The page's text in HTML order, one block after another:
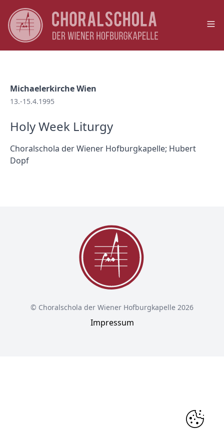
Michaelerkirche Wien
13.-15.4.1995
Holy Week Liturgy
Choralschola der Wiener Hofburgkapelle; Hubert
Dopf
© Choralschola der Wiener Hofburgkapelle 2026
Impressum